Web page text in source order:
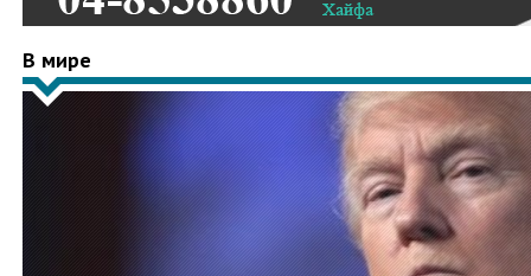
В мире